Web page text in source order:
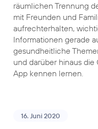
räumlichen Trennung
mit Freunden und
aufrechterhalten,
Informationen gerade
gesundheitliche
und darüber hinaus die
App kennen lernen.
16. Juni 2020